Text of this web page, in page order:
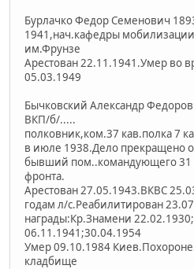
Бурлачко Федор Семенович
1941,нач.кафедры
им.Фрунзе
Арестован 22.11.1941.Умер во
05.03.1949
Бычковский Александр
ВКП/б/.....
полковник,ком.37 кав.полка 7
в июле 1938.Дело прекращено
бывший пом..командующего 31
фронта.
Арестован 27.05.1943.ВКВС
годам л/с.Реабилитирован
награды:Кр.Знамени
06.11.1941;30.04.1954
Умер 09.10.1984
кладбище